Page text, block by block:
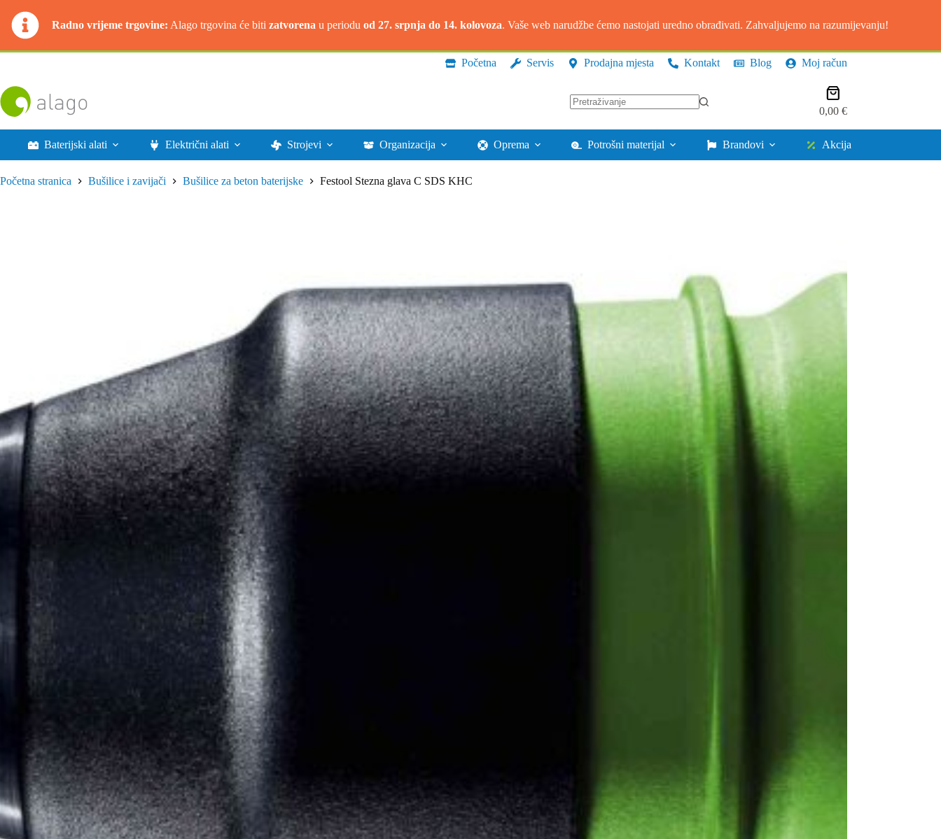
Radno vrijeme trgovine: Alago trgovina će biti zatvorena u periodu od 27. srpnja do 14. kolovoza. Vaše web narudžbe ćemo nastojati uredno obrađivati. Zahvaljujemo na razumijevanju!
Preskoči
Početna Servis Prodajna mjesta Kontakt Blog Moj račun
rezultata.
Košarica
0,00 €
Baterijski alati Električni alati Strojevi Organizacija Oprema Potrošni materijal Brandovi Akcija
Početna stranica Bušilice i zavijači Bušilice za beton baterijske Festool Stezna glava C SDS KHC